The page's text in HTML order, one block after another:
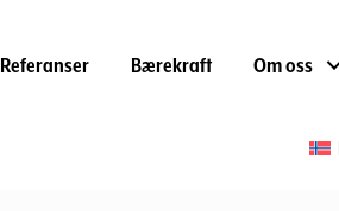
Referanser Bærekraft Om oss